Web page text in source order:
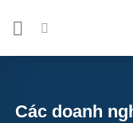
Các doanh